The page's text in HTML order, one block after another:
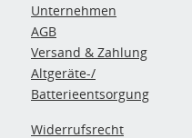
Unternehmen
AGB
Versand & Zahlung
Altgeräte-/
Batterieentsorgung
Widerrufsrecht